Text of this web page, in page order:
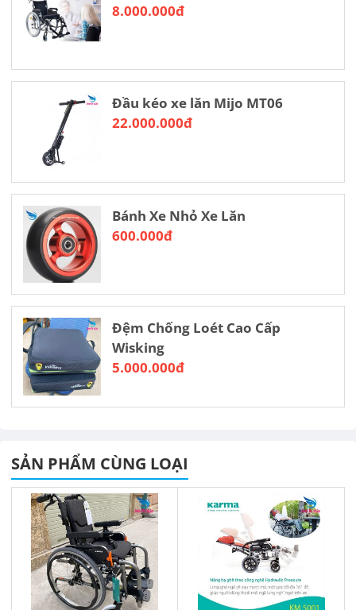
8.000.000đ
Đầu kéo xe lăn Mijo MT06
22.000.000đ
Bánh Xe Nhỏ Xe Lăn
600.000đ
Đệm Chống Loét Cao Cấp
Wisking
5.000.000đ
SẢN PHẨM CÙNG LOẠI